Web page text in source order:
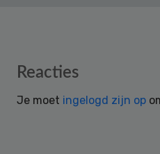
Reader
Reacties
Je moet ingelogd zijn op